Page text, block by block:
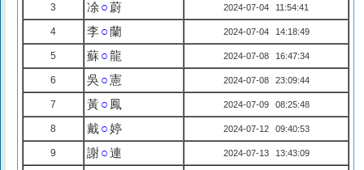
3 凃○蔚 2024-07-04 11:54:41
4 李○蘭 2024-07-04 14:18:49
5 蘇○龍 2024-07-08 16:47:34
6 吳 ○憲 2024-07-08 23:09:44
7 黃○ 鳳 2024-07-09 08:25:48
8 戴○婷 2024-07-12 09:40:53
9 謝○連 2024-07-13 13:43:09